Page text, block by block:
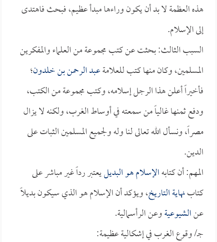
هذه العظمة لا بد أن يكون وراءها مبدأ عظيم، فبحث فاهتدى
إلى الإسلام.
السبب الثالث: بحثت عن كتب مجموعة من العلماء والمفكرين
المسلمين، وكان منها كتب للعلامةعبد الرحمن بن خلدون؛
فأخيراً أعلن هذا الرجل إسلامه، وكتب مجموعة من الكتب،
ودفع ثمنها غالياً من سمعته في أوساط الغرب، ولكنه لا يزال
مصراً، ونسأل الله تعالى لنا وله ولجميع المسلمين الثبات على
الدين.
المهم: أن كتابهالإسلام هو البديليعتبر رداً غير مباشر على
كتابنهاية التاريخ، ويؤكد أن الإسلام هو الذي سيكون بديلاً
عنالشيوعيةوعن الرأسمالية.
جـ/ وقوع الغرب في إشكالية عظيمة: